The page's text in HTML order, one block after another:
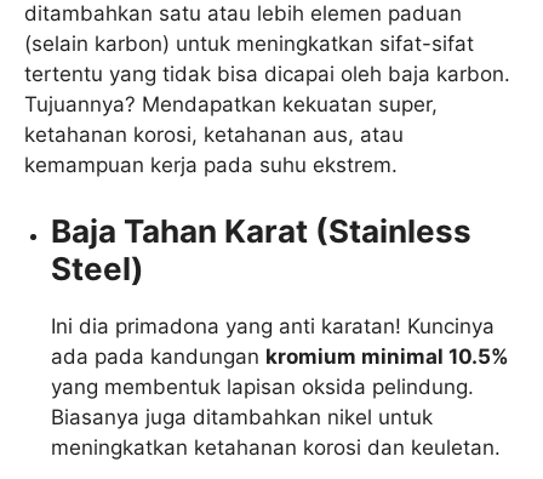
ditambahkan satu atau lebih elemen paduan
(selain karbon) untuk meningkatkan sifat-sifat
tertentu yang tidak bisa dicapai oleh baja karbon.
Tujuannya? Mendapatkan kekuatan super,
ketahanan korosi, ketahanan aus, atau
kemampuan kerja pada suhu ekstrem.
Baja Tahan Karat (Stainless
Steel)
Ini dia primadona yang anti karatan! Kuncinya
ada pada kandungan kromium minimal 10.5%
yang membentuk lapisan oksida pelindung.
Biasanya juga ditambahkan nikel untuk
meningkatkan ketahanan korosi dan keuletan.